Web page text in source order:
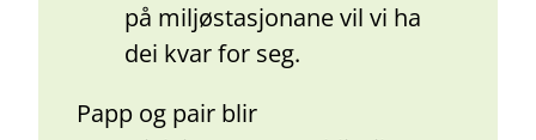
på miljøstasjonane vil vi ha
dei kvar for seg.
Papp og pair blir